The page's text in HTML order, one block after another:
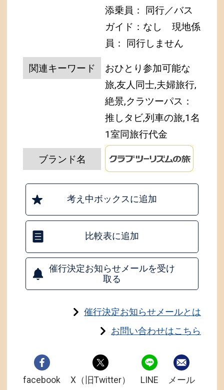
添乗員： 同行／バス
ガイド：なし
現地係
員： 同行しません
関連キーワード
おひとり参加可能な
旅,友人同士,夫婦旅行,
絶景,クラツーパス：
推しタビ,列車の旅,1名
1室同旅行代金
ブランド名
考え中ボックスに追加
比較表に追加
催行決定お知らせメールを受け
取る
催行決定お知らせメールとは
お問い合わせはこちら
facebook X（旧Twitter） LINE メール